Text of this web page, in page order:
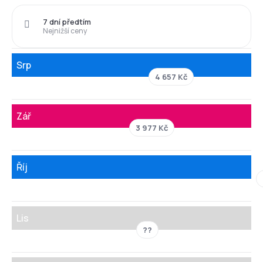
Nejnižší ceny
7 dní předtím
Srp
4 657 Kč
Zář
3 977 Kč
Říj
Lis
??